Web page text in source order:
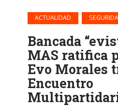
ACTUALIDAD
Bancada
MAS ratifica
Evo Morales
Encuentro